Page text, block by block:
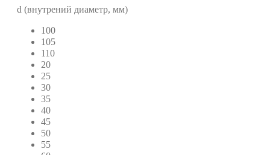
d (внутрений диаметр, мм)
100
105
110
20
25
30
35
40
45
50
55